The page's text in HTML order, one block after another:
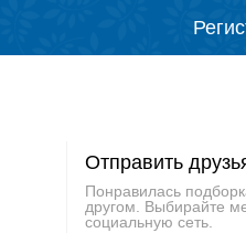
Отправить
Понравилась
другом. Выбирайте
социальную сеть.